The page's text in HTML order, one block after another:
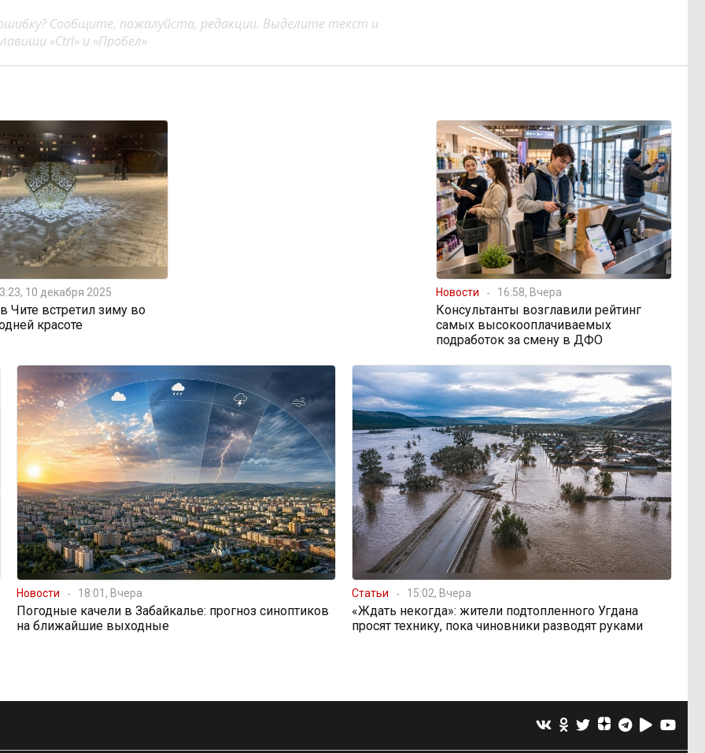
Сообщите, пожалуйста, редакции. Выделите текст и
«Ctrl» и «Пробел»
10 декабря 2025
встретил зиму во
красоте
Новости 16:58, Вчера
Консультанты возглавили рейтинг
самых высокооплачиваемых
подработок за смену в ДФО
Новости 18:01, Вчера
Погодные качели в Забайкалье: прогноз синоптиков
на ближайшие выходные
Статьи 15:02, Вчера
«Ждать некогда»: жители подтопленного Угдана
просят технику, пока чиновники разводят руками